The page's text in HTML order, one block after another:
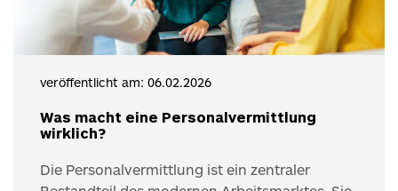
Was macht eine Personalvermittlung
wirklich?
veröffentlicht am: 06.02.2026
Die Personalvermittlung ist ein zentraler